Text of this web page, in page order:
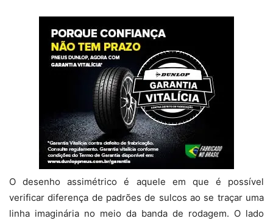
O desenho assimétrico é aquele em que é possível
verificar diferença de padrões de sulcos ao se traçar uma
linha imaginária no meio da banda de rodagem. O lado